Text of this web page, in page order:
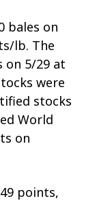
bales on
lb. The
on 5/29 at
were
stocks
World
on
points,